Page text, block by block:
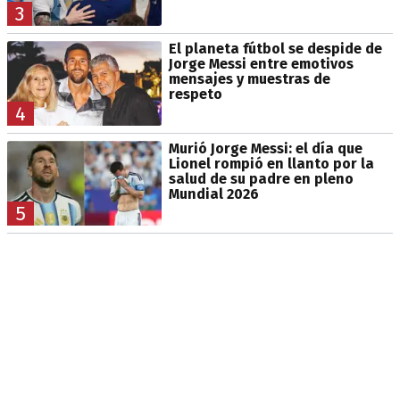
3
4
El planeta fútbol se despide de
Jorge Messi entre emotivos
mensajes y muestras de
respeto
5
Murió Jorge Messi: el día que
Lionel rompió en llanto por la
salud de su padre en pleno
Mundial 2026